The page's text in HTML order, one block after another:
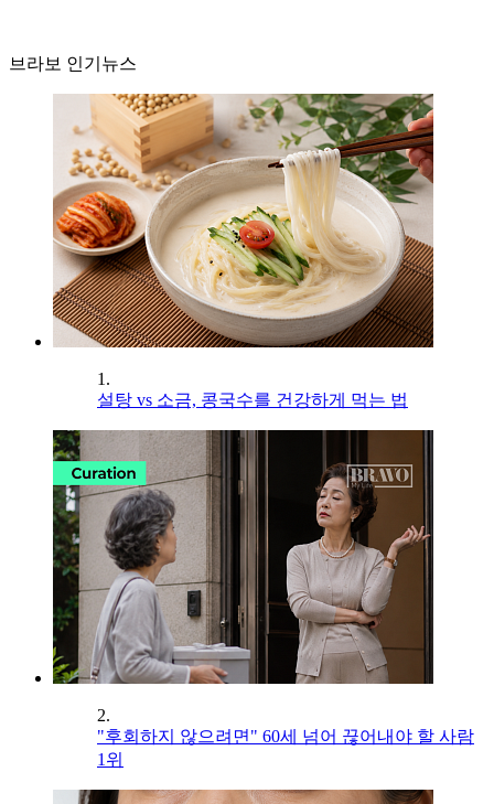
브라보 인기뉴스
1.
설탕 vs 소금, 콩국수를 건강하게 먹는 법
2.
"후회하지 않으려면" 60세 넘어 끊어내야 할 사람
1위